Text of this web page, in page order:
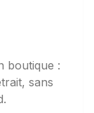
boutique :
sans